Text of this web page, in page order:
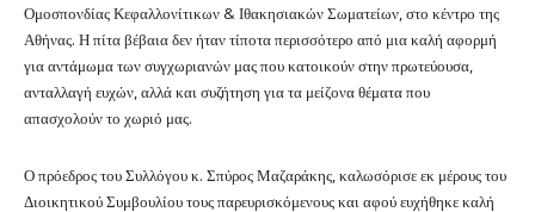
Ομοσπονδίας Κεφαλλονίτικων & Ιθακησιακών Σωματείων, στο κέντρο της
Αθήνας. Η πίτα βέβαια δεν ήταν τίποτα περισσότερο από μια καλή αφορμή
για αντάμωμα των συγχωριανών μας που κατοικούν στην πρωτεύουσα,
ανταλλαγή ευχών, αλλά και συζήτηση για τα μείζονα θέματα που
απασχολούν το χωριό μας.
Ο πρόεδρος του Συλλόγου κ. Σπύρος Μαζαράκης, καλωσόρισε εκ μέρους του
Διοικητικού Συμβουλίου τους παρευρισκόμενους και αφού ευχήθηκε καλή